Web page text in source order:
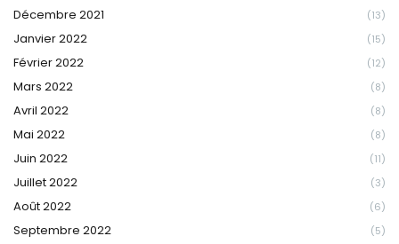
Décembre 2021 (13)
Janvier 2022 (15)
Février 2022 (12)
Mars 2022 (8)
Avril 2022 (8)
Mai 2022 (8)
Juin 2022 (11)
Juillet 2022 (3)
Août 2022 (6)
Septembre 2022 (5)